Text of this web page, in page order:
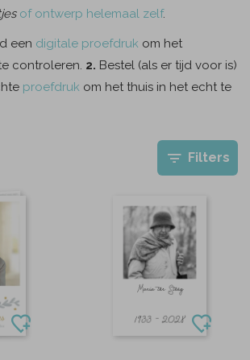
of ontwerp helemaal zelf.
een digitale proefdruk om het
controleren. 2. Bestel (als er tijd voor is)
proefdruk om het thuis in het echt te
Filters